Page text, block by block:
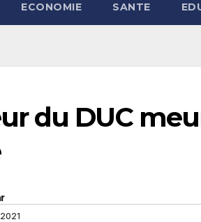
ECONOMIE SANTE
du DUC